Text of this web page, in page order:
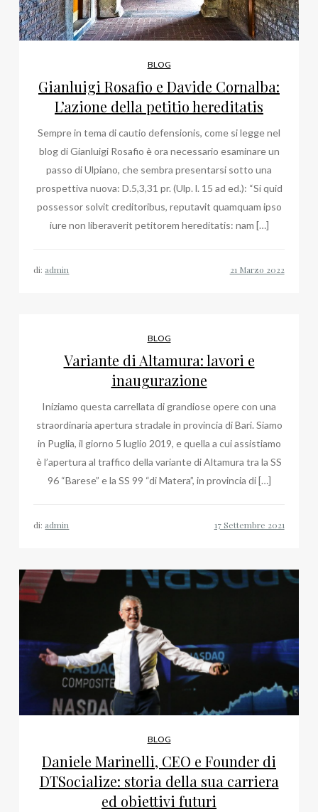
BLOG
Gianluigi Rosafio e Davide Cornalba:
L’azione della petitio hereditatis
Sempre in tema di cautio defensionis, come si legge nel
blog di Gianluigi Rosafio è ora necessario esaminare un
passo di Ulpiano, che sembra presentarsi sotto una
prospettiva nuova: D.5,3,31 pr. (Ulp. l. 15 ad ed.): “Si quid
possessor solvit creditoribus, reputavit quamquam ipso
iure non liberaverit petitorem hereditatis: nam […]
di: admin
BLOG
Variante di Altamura: lavori e
inaugurazione
Iniziamo questa carrellata di grandiose opere con una
straordinaria apertura stradale in provincia di Bari. Siamo
in Puglia, il giorno 5 luglio 2019, e quella a cui assistiamo
è l’apertura al traffico della variante di Altamura tra la SS
96 “Barese” e la SS 99 “di Matera”, in provincia di […]
di: admin
BLOG
Daniele Marinelli, CEO e Founder di
DTSocialize: storia della sua carriera
ed obiettivi futuri